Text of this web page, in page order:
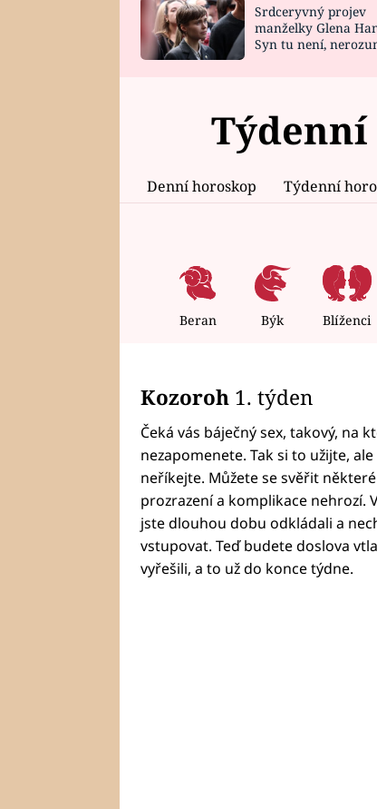
HOROSKOP NA
CELEBRITY
VAŘENÍ
Srdceryvný projev
manželky Glena
Syn tu není,
Týdenní
Denní horoskop Týdenní
Beran Býk Blíženci
Kozoroh 1. týden
Čeká vás báječný sex, takový, na
nezapomenete. Tak si to užijte,
neříkejte. Můžete se svěřit
prozrazení a komplikace nehrozí.
jste dlouhou dobu odkládali a
vstupovat. Teď budete doslova
vyřešili, a to už do konce týdne.